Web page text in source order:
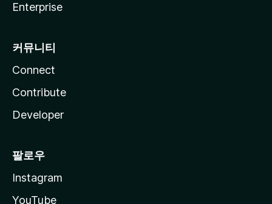
Enterprise
커뮤니티
Connect
Contribute
Developer
팔로우
Instagram
YouTube